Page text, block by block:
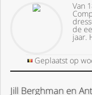
Van
de
jaar.
Geplaatst op
Jill Berghman en